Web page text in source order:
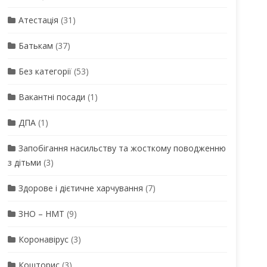
Атестація (31)
Батькам (37)
Без категорії(53)
Вакантні посади (1)
ДПА(1)
Запобігання насильству та жосткому поводженню
з дітьми (3)
Здорове і дієтичне харчування (7)
ЗНО – НМТ (9)
Коронавірус(3)